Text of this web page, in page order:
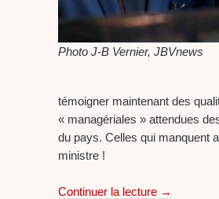
Photo J-B Vernier, JBVnews
témoigner maintenant des
« managériales » attendues
du pays. Celles qui manquent
ministre !
Continuer la lecture →